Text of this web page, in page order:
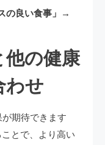
の良い食事」→
の健康
わせ
期待できます
とで、より高い